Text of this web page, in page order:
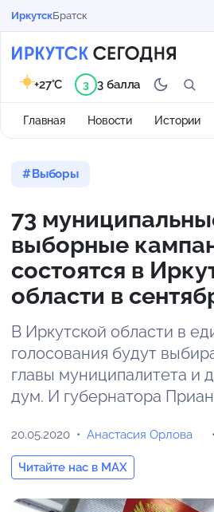
ИркутскБратск
Главная Новости Истории
+27°C 3 3 балла
Выборы
73
выборные
состоятся в
области в
В Иркутской области в
голосования будут
главы муниципалитета и
дум. И губернатора
20.05.2020 Анастасия Орлова
Читайте нас в MAX